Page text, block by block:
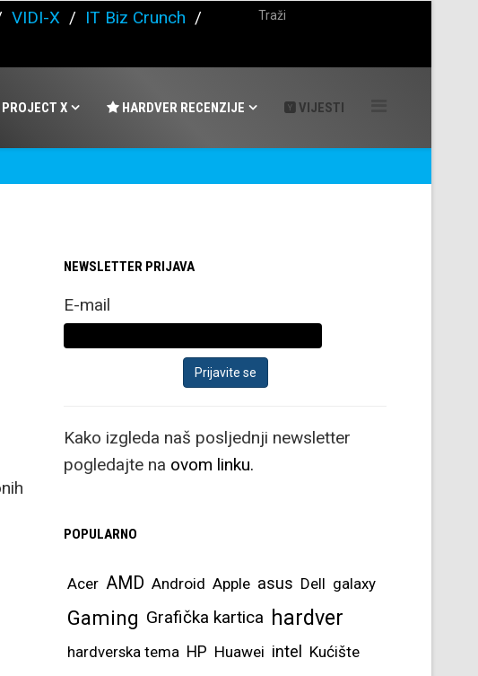
VIDI-X / IT Biz Crunch /
X HARDVER RECENZIJE VIJESTI
NEWSLETTER PRIJAVA
E-mail
Kako izgleda naš posljednji newsletter
pogledajte na ovom linku.
POPULARNO
Acer AMD Android Apple asus Dell galaxy
Gaming Grafička kartica hardver
hardverska tema HP Huawei intel Kućište